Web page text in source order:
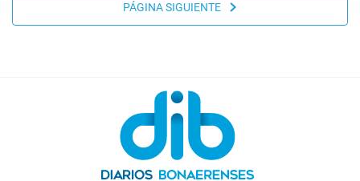
PÁGINA SIGUIENTE